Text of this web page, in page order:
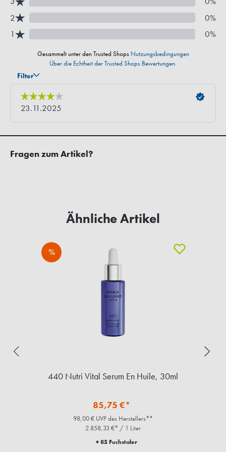
Fragen zum Artikel?
Ähnliche Artikel
%
440 Nutri Vital Serum En Huile, 30ml
85,75 €*
98,00 € UVP des Herstellers**
2.858,33 €* / 1 Liter
+ 85 Fuchstaler